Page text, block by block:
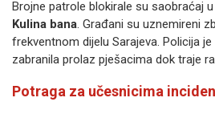
Brojne patrole blokirale su saobraćaj
Kulina bana. Građani su uznemireni
frekventnom dijelu Sarajeva. Policija
zabranila prolaz pješacima dok traje
Potraga za učesnicima